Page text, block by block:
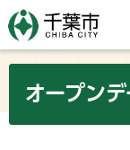
オープン